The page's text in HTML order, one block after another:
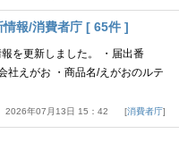
報/消費者庁 [ 65件 ]
を更新しました。 ・届出番
社えがお ・商品名/えがおのルテ
2026年07月13日 15：42 消費者庁